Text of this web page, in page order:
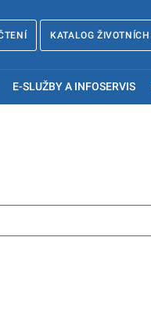
KATALOG
E-SLUŽBY A INFOSERVIS